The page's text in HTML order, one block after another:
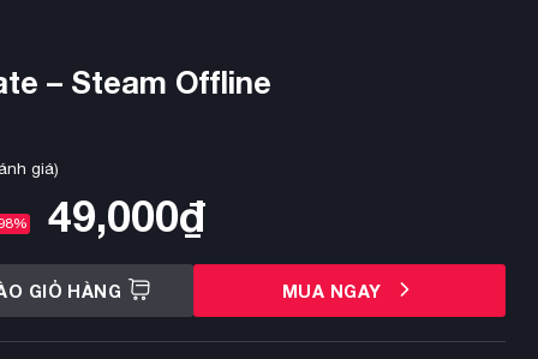
– Steam Offline
giá)
49,000₫
GIỎ HÀNG MUA NGAY